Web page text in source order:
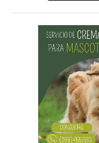
hombres le
efectivo y dos
recuperó parte de
primer involucrado.
En forma paralela,
una vivienda
señalada por la